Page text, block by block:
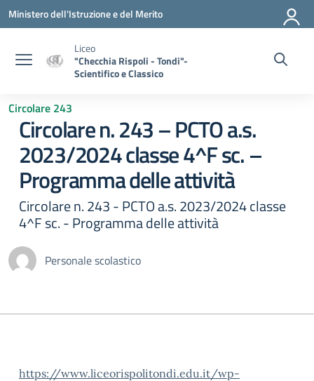
Vai ai contenuti
Vai al menu di navigazione
Vai al footer
Ministero dell'Istruzione e del Merito
Liceo
"Checchia Rispoli - Tondi"-
Scientifico e Classico
Circolare 243
Circolare n. 243 – PCTO a.s.
2023/2024 classe 4^F sc. –
Programma delle attività
Circolare n. 243 - PCTO a.s. 2023/2024 classe
4^F sc. - Programma delle attività
Personale scolastico
https://www.liceorispolitondi.edu.it/wp-